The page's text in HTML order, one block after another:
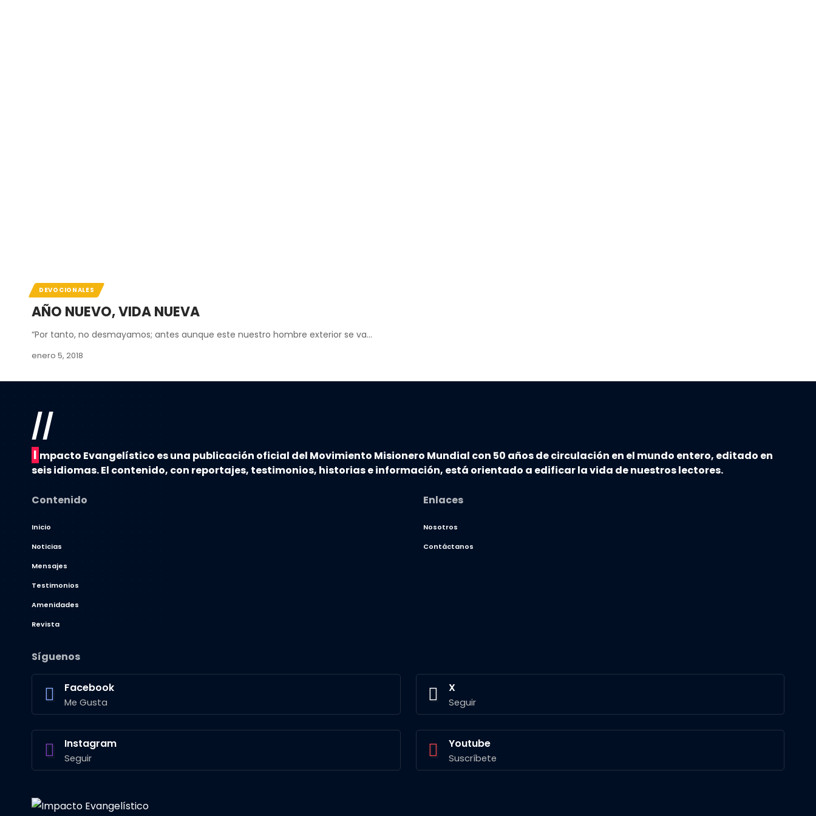
DEVOCIONALES
AÑO NUEVO, VIDA NUEVA
“Por tanto, no desmayamos; antes aunque este nuestro hombre exterior se va…
enero 5, 2018
//
I mpacto Evangelístico es una publicación oficial del Movimiento Misionero Mundial con 50 años de circulación en el mundo entero, editado en
seis idiomas. El contenido, con reportajes, testimonios, historias e información, está orientado a edificar la vida de nuestros lectores.
Contenido
Inicio
Noticias
Mensajes
Testimonios
Amenidades
Revista
Enlaces
Nosotros
Contáctanos
Síguenos
Facebook
Me Gusta
X
Seguir
Instagram
Seguir
Youtube
Suscríbete